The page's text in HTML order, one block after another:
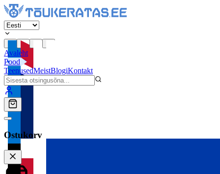
Avaleht
Pood
TeenusedMeistBlogiKontakt
Ostukorv